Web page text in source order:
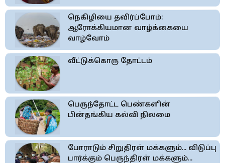
நெகிழியை தவிர்ப்போம்:
ஆரோக்கியமான வாழ்க்கையை
வாழ்வோம்
வீட்டுக்கொரு தோட்டம்
பெருந்தோட்ட பெண்களின்
பின்தங்கிய கல்வி நிலமை
போராடும் சிறுதிரள் மக்களும்... விடுப்பு
பார்க்கும் பெருந்திரள் மக்களும்...